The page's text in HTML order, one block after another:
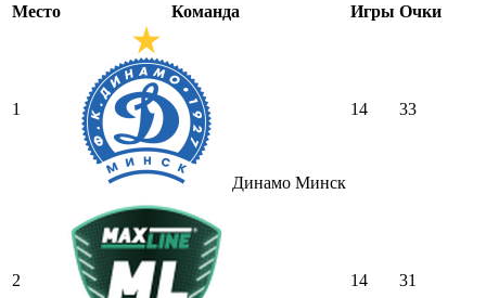
Место Команда Игры Очки
1
Динамо Минск
14 33
2 14 31